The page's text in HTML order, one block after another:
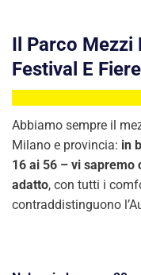
Il Parco Mezzi
Festival E
Abbiamo sempre il
Milano e provincia: in
16 ai 56 – vi sapremo
adatto, con tutti i
contraddistinguono